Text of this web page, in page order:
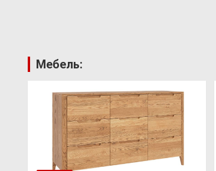
Мебель: